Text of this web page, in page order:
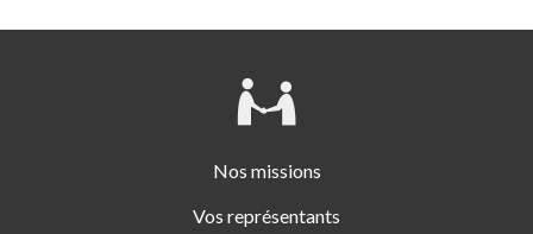
Nos missions
Vos représentants